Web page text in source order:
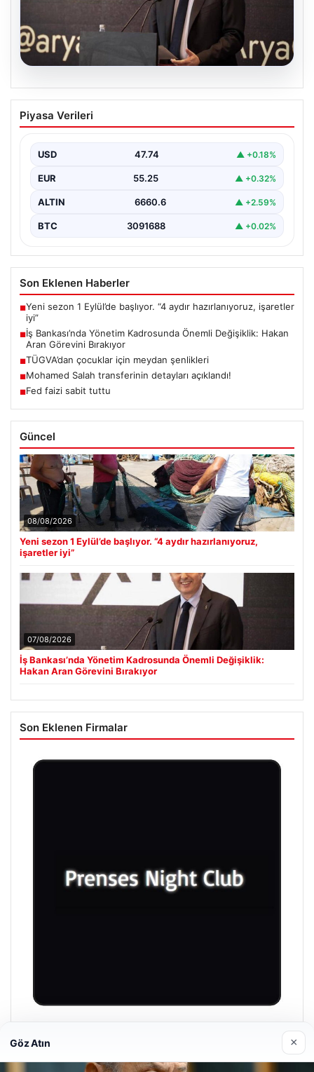
07.08.2026
İş Bankası’nda Yönetim Kadrosunda
Önemli Değişiklik: Hakan Aran Görevini
Türkiye’nin köklü finans kuruluşlarından İş Bankası’nda
Genel…
Piyasa Verileri
USD 47.74 ▲ +0.18%
EUR 55.25 ▲ +0.32%
ALTIN 6660.6 ▲ +2.59%
BTC 3091688 ▲ +0.02%
Son Eklenen Haberler
■Yeni sezon 1 Eylül’de başlıyor. “4 aydır hazırlanıyoruz, işaretler
iyi”
■İş Bankası’nda Yönetim Kadrosunda Önemli Değişiklik: Hakan
Aran Görevini Bırakıyor
■TÜGVA’dan çocuklar için meydan şenlikleri
■Mohamed Salah transferinin detayları açıklandı!
■Fed faizi sabit tuttu
Güncel
08/08/2026
Yeni sezon 1 Eylül’de başlıyor. “4 aydır hazırlanıyoruz,
işaretler iyi”
07/08/2026
İş Bankası’nda Yönetim Kadrosunda Önemli Değişiklik:
Hakan Aran Görevini Bırakıyor
Son Eklenen Firmalar
Prenses Night Club
Göz Atın ×